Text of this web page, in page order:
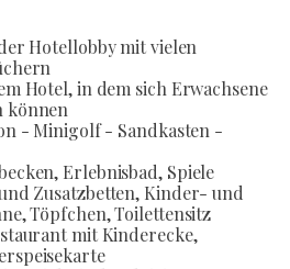
Hotellobby mit vielen
Hotel, in dem sich Erwachsene
können
- Minigolf - Sandkasten -
Erlebnisbad, Spiele
Zusatzbetten, Kinder- und
Töpfchen, Toilettensitz
mit Kinderecke,